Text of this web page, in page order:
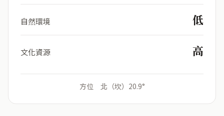
自然環境 低
文化資源 高
方位 北（坎）20.9°